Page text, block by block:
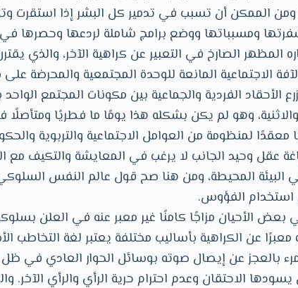
ومن الممكن أن تسبب في تدمير كل البشر إذا استقرت
ومسبباتها ووضع برامج شاملة لردعها وحصرها
المظهر الصارخ في التعبير عن كراهية الآخر، والذي
الاجتماعية المانعة للوحدة المجتمعية والمحرضة
الأحقاد الفردية والجماعية بين مكونات المجتمع
وهو لم يكن بشكله هذا يومًا ما فطريًا ومتأصلًا
معقدًا لمنظومة من العوامل الاجتماعية والتربوية
عقل وحيد الجانب لا يرغب في المعايشة والتكيف مع
البيئة المحيطة، ومن هنا صح قول عالم النفس
استخدام الفؤوس.
بعض الأحيان مزاجًا كامنًا غير معبر عنه في العلن
معبرًا عن الكراهية بأساليب مختلفة يعتبر لغة التخاطب
بالعجز عن إيصال صوته بوسائل الحوار العادي في ظل
يسودها الاحتقان وعدم احترام حرية الرأي والرأي الآخر.